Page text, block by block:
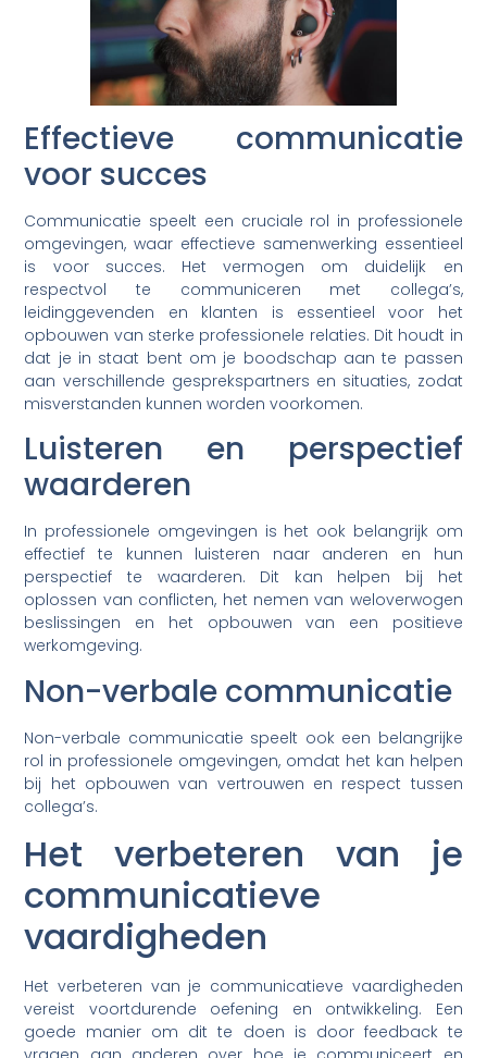
Effectieve communicatie
voor succes
Communicatie speelt een cruciale rol in professionele
omgevingen, waar effectieve samenwerking essentieel
is voor succes. Het vermogen om duidelijk en
respectvol te communiceren met collega’s,
leidinggevenden en klanten is essentieel voor het
opbouwen van sterke professionele relaties. Dit houdt in
dat je in staat bent om je boodschap aan te passen
aan verschillende gesprekspartners en situaties, zodat
misverstanden kunnen worden voorkomen.
Luisteren en perspectief
waarderen
In professionele omgevingen is het ook belangrijk om
effectief te kunnen luisteren naar anderen en hun
perspectief te waarderen. Dit kan helpen bij het
oplossen van conflicten, het nemen van weloverwogen
beslissingen en het opbouwen van een positieve
werkomgeving.
Non-verbale communicatie
Non-verbale communicatie speelt ook een belangrijke
rol in professionele omgevingen, omdat het kan helpen
bij het opbouwen van vertrouwen en respect tussen
collega’s.
Het verbeteren van je
communicatieve
vaardigheden
Het verbeteren van je communicatieve vaardigheden
vereist voortdurende oefening en ontwikkeling. Een
goede manier om dit te doen is door feedback te